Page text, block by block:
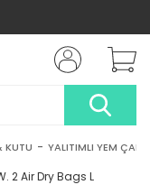
KUTU YALITIMLI YEM